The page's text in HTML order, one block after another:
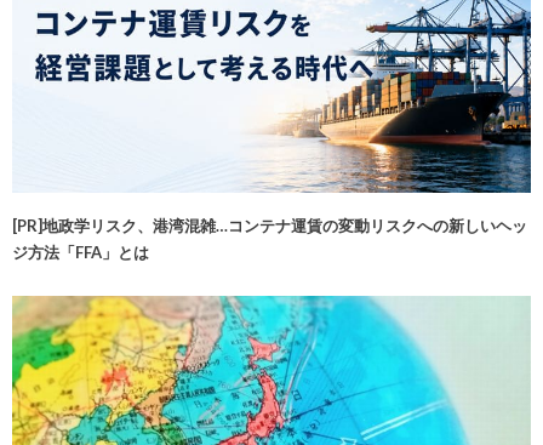
[PR]地政学リスク、港湾混雑…コンテナ運賃の変動リスクへの新しいヘッ
ジ方法「FFA」とは